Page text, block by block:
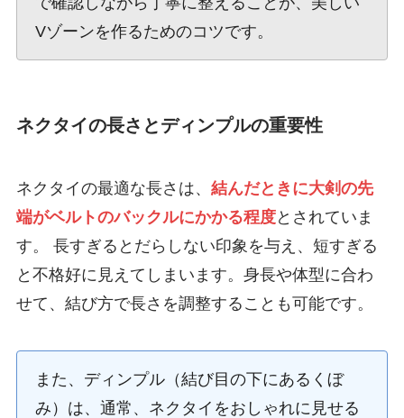
Vゾーンを作るためのコツです。
ネクタイの長さとディンプルの重要性
ネクタイの最適な長さは、 結んだときに大剣の先
端がベルトのバックルにかかる程度とされていま
す。 長すぎるとだらしない印象を与え、短すぎる
と不格好に見えてしまいます。身長や体型に合わ
せて、結び方で長さを調整することも可能です。
また、ディンプル（結び目の下にあるくぼ
み）は、通常、ネクタイをおしゃれに見せる